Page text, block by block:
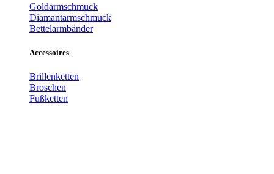
Goldarmschmuck
Diamantarmschmuck
Bettelarmbänder
Accessoires
Brillenketten
Broschen
Fußketten